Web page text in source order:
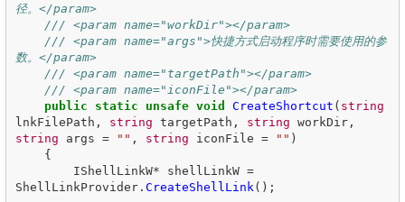
径。</param>
/// <param name="workDir"></param>
/// <param name="args">快捷方式启动程序时需要使用的参
数。</param>
/// <param name="targetPath"></param>
/// <param name="iconFile"></param>
public
static unsafe void CreateShortcut ( string
lnkFilePath , string targetPath , string workDir,
string
args = "" , string iconFile = "" )
{
IShellLinkW* shellLinkW =
ShellLinkProvider. CreateShellLink ();